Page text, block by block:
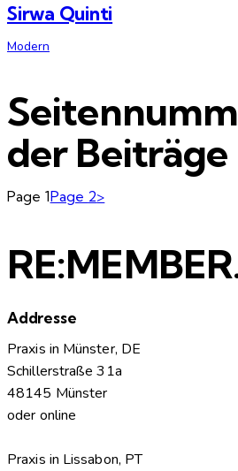
Sirwa Quinti
Modern
der Beiträge
Page 1Page 2>
Addresse
Praxis in Münster, DE
Schillerstraße 31a
48145 Münster
oder online
Praxis in Lissabon, PT